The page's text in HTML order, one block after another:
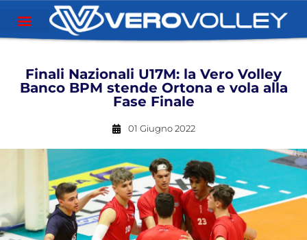
Finali Nazionali U17M: la Vero Volley
Banco BPM stende Ortona e vola alla
Fase Finale
01 Giugno 2022